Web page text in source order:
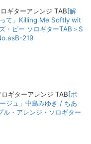
ロギターアレンジ TAB[解
て」Killing Me Softly wit
・ビー ソロギターTAB＞S
219
ロギターアレンジ TAB[ポ
ジュ」中島みゆき / ちあ
・アレンジ・ソロギター